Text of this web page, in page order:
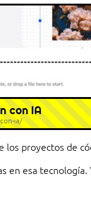
con IA
ia/
proyectos de
esa